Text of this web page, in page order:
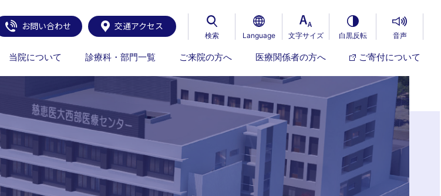
お問い合わせ 交通アクセス
検索 Language 文字サイズ 白黒反転 音声
当院について 診療科・部門一覧 ご来院の方へ 医療関係者の方へ ご寄付について